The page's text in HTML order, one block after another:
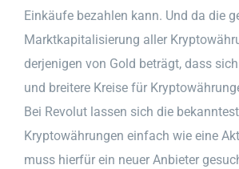
Einkäufe bezahlen kann. Und da die
Marktkapitalisierung aller
derjenigen von Gold beträgt, dass
und breitere Kreise für
Bei Revolut lassen sich die
Kryptowährungen einfach wie eine
muss hierfür ein neuer Anbieter